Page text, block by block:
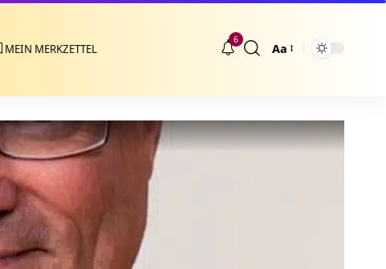
MEIN MERKZETTEL
6
Größenänderung
Aa